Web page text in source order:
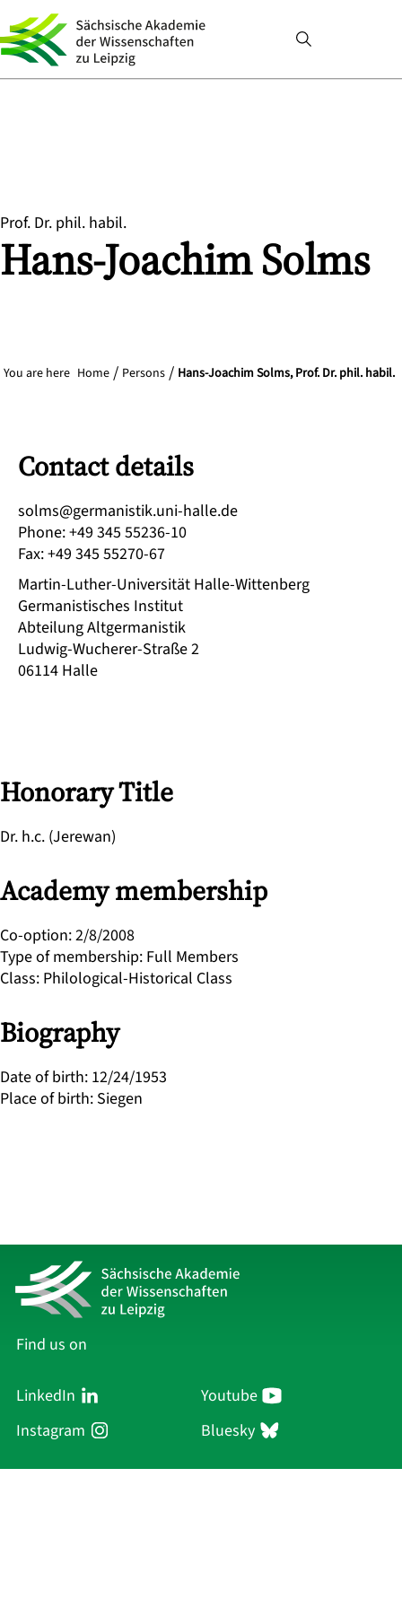
Prof. Dr. phil. habil.
Hans-JoachimSolms
You are here Home Persons Hans-Joachim Solms, Prof. Dr. phil. habil.
Honorary Title
Dr. h.c. (Jerewan)
Academy membership
Co-option:2/8/2008
Type of membership: Full Members
Class: Philological-Historical Class
Biography
Date of birth: 12/24/1953
Place of birth: Siegen
Contact details
ed.ellah-inu.kitsinamreg@smlos
Phone:+49 345 55236-10
Fax:+49 345 55270-67
Martin-Luther-Universität Halle-Wittenberg
Germanistisches Institut
Abteilung Altgermanistik
Ludwig-Wucherer-Straße 2
06114 Halle
Find us on
LinkedIn
Youtube
Instagram
Bluesky